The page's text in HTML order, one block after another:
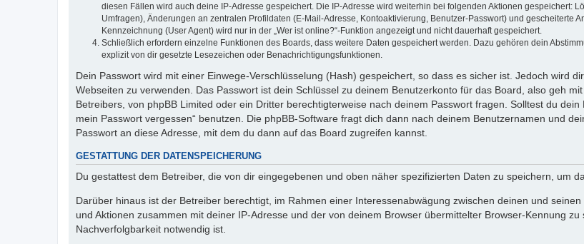
diesen Fällen wird auch deine IP-Adresse gespeichert. Die IP-Adresse wird weiterhin bei folgenden Aktionen gespeichert:
Umfragen), Änderungen an zentralen Profildaten (E-Mail-Adresse, Kontoaktivierung, Benutzer-Passwort) und gescheiterte
Kennzeichnung (User Agent) wird nur in der „Wer ist online?“-Funktion angezeigt und nicht dauerhaft gespeichert.
Schließlich erfordern einzelne Funktionen des Boards, dass weitere Daten gespeichert werden. Dazu gehören dein
explizit von dir gesetzte Lesezeichen oder Benachrichtigungsfunktionen.
Dein Passwort wird mit einer Einwege-Verschlüsselung (Hash) gespeichert, so dass es sicher ist. Jedoch wird
Webseiten zu verwenden. Das Passwort ist dein Schlüssel zu deinem Benutzerkonto für das Board, also geh
Betreibers, von phpBB Limited oder ein Dritter berechtigterweise nach deinem Passwort fragen. Solltest du
mein Passwort vergessen“ benutzen. Die phpBB-Software fragt dich dann nach deinem Benutzernamen und
Passwort an diese Adresse, mit dem du dann auf das Board zugreifen kannst.
GESTATTUNG DER DATENSPEICHERUNG
Du gestattest dem Betreiber, die von dir eingegebenen und oben näher spezifizierten Daten zu speichern, um
Darüber hinaus ist der Betreiber berechtigt, im Rahmen einer Interessenabwägung zwischen deinen und
und Aktionen zusammen mit deiner IP-Adresse und der von deinem Browser übermittelter Browser-Kennung
Nachverfolgbarkeit notwendig ist.